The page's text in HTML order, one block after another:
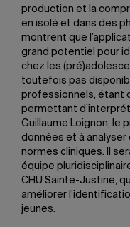
production et la
en isolé et dans des
montrent que
grand potentiel pour
chez les
toutefois pas
professionnels, étant
permettant
Guillaume Loignon, le
données et à
normes cliniques. Il
équipe
CHU Sainte-Justine,
améliorer
jeunes.